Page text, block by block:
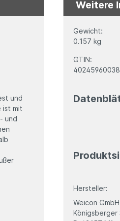
und
ist mit
und
Weitere
Gewicht:
0.157 kg
GTIN:
Hersteller:
Weicon
Königsberger